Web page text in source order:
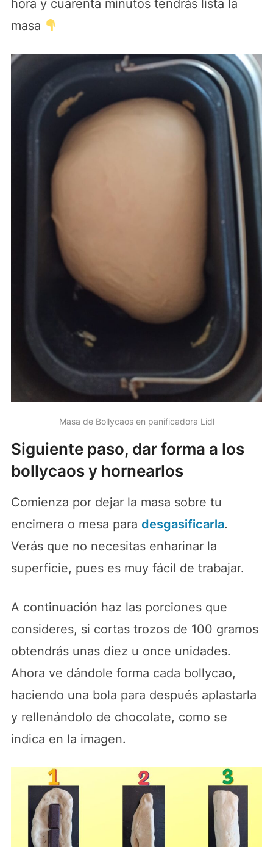
hora y cuarenta minutos tendrás lista la
masa
Masa de Bollycaos en panificadora Lidl
Siguiente paso, dar forma a los
bollycaos y hornearlos
Comienza por dejar la masa sobre tu
encimera o mesa para desgasificarla.
Verás que no necesitas enharinar la
superficie, pues es muy fácil de trabajar.
A continuación haz las porciones que
consideres, si cortas trozos de 100 gramos
obtendrás unas diez u once unidades.
Ahora ve dándole forma cada bollycao,
haciendo una bola para después aplastarla
y rellenándolo de chocolate, como se
indica en la imagen.